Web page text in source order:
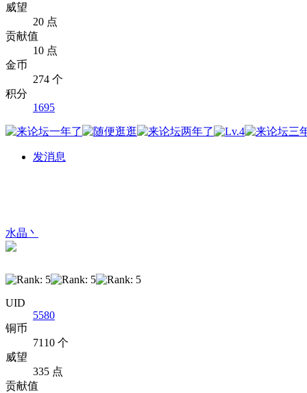
威望
20 点
贡献值
10 点
金币
274 个
积分
1695
发消息
水晶丶
UID
5580
铜币
7110 个
威望
335 点
贡献值